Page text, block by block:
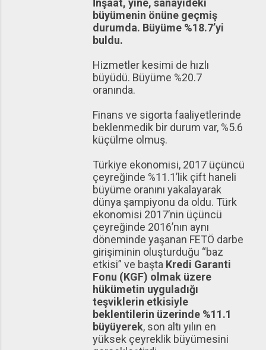
İnşaat, yine, sanayideki
büyümenin önüne geçmiş
durumda. Büyüme %18.7’yi
buldu.
Hizmetler kesimi de hızlı
büyüdü. Büyüme %20.7
oranında.
Finans ve sigorta faaliyetlerinde
beklenmedik bir durum var, %5.6
küçülme olmuş.
Türkiye ekonomisi, 2017 üçüncü
çeyreğinde %11.1’lik çift haneli
büyüme oranını yakalayarak
dünya şampiyonu da oldu. Türk
ekonomisi 2017’nin üçüncü
çeyreğinde 2016’nın aynı
döneminde yaşanan FETÖ darbe
girişiminin oluşturduğu “baz
etkisi” ve başta Kredi Garanti
Fonu (KGF) olmak üzere
hükümetin uyguladığı
teşviklerin etkisiyle
beklentilerin üzerinde %11.1
büyüyerek, son altı yılın en
yüksek çeyreklik büyümesini